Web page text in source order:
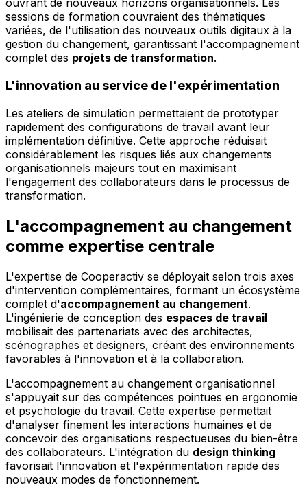
ouvrant de nouveaux horizons organisationnels. Les
sessions de formation couvraient des thématiques
variées, de l'utilisation des nouveaux outils digitaux à la
gestion du changement, garantissant l'accompagnement
complet des projets de transformation.
L'innovation au service de l'expérimentation
Les ateliers de simulation permettaient de prototyper
rapidement des configurations de travail avant leur
implémentation définitive. Cette approche réduisait
considérablement les risques liés aux changements
organisationnels majeurs tout en maximisant
l'engagement des collaborateurs dans le processus de
transformation.
L'accompagnement au changement
comme expertise centrale
L'expertise de Cooperactiv se déployait selon trois axes
d'intervention complémentaires, formant un écosystème
complet d'accompagnement au changement.
L'ingénierie de conception des espaces de travail
mobilisait des partenariats avec des architectes,
scénographes et designers, créant des environnements
favorables à l'innovation et à la collaboration.
L'accompagnement au changement organisationnel
s'appuyait sur des compétences pointues en ergonomie
et psychologie du travail. Cette expertise permettait
d'analyser finement les interactions humaines et de
concevoir des organisations respectueuses du bien-être
des collaborateurs. L'intégration du design thinking
favorisait l'innovation et l'expérimentation rapide des
nouveaux modes de fonctionnement.